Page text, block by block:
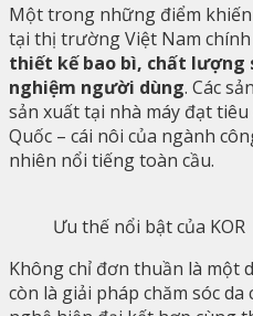
Một trong những điểm
tại thị trường Việt Nam
thiết kế bao bì, chất lượng
nghiệm người dùng. Các
sản xuất tại nhà máy đạt tiêu
Quốc – cái nôi của ngành
nhiên nổi tiếng toàn cầu.
Ưu thế nổi bật của KOR
Không chỉ đơn thuần là một
còn là giải pháp chăm sóc